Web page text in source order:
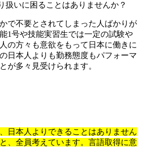
扱いに困ることはありませんか？
で不要とされてしまった人ばかりが
1号や技能実習生では一定の試験や
の方々も意欲をもって日本に働きに
日本人よりも勤務態度もパフォーマ
が多々見受けられます。
日本人よりできることはありません
、全員考えています。言語取得に意